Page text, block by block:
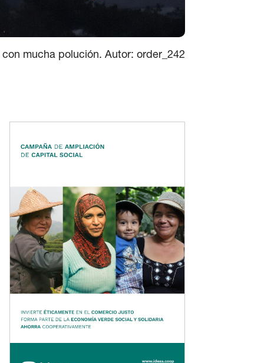
mucha polución. Autor: order_242